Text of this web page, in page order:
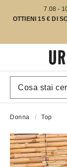
7.08 -
OTTIENI 15 € DI
Donna Top